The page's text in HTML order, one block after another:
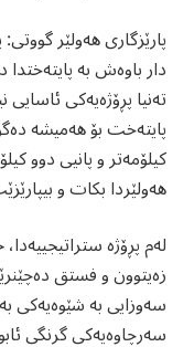
پارێزگاری هەولێر
دار باوەش بە
تەنیا پڕۆژەیەکی
کیلۆمەتر و پانیی دوو
هەولێردا بکات و
لەم پڕۆژە
زەیتوون و فستق
سەوزایی بە شێوەیەکی
سەرچاوەیەکی گرنگی